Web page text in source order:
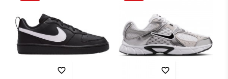
favorite_border favorite_border